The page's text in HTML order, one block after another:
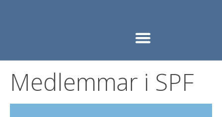
Medlemmar i SPF